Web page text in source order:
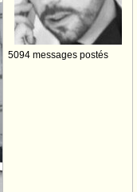
5094 messages postés